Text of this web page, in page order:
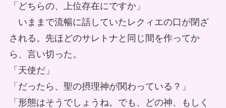
「どちらの、上位存在にですか」
いままで流暢に話していたレクィエの口が閉ざ
される。先ほどのサレトナと同じ間を作ってか
ら、言い切った。
「天使だ」
「だったら、聖の摂理神が関わっている？」
「形態はそうでしょうね。でも、どの神、もしく